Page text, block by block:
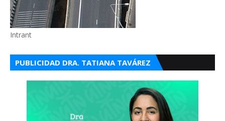
Intrant
PUBLICIDAD DRA. TATIANA TAVÁREZ